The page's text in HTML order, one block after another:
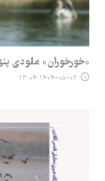
«خورخوران» ملودی
۱۴۰۴-۰۸-۰۲ ۱۳:۰۴